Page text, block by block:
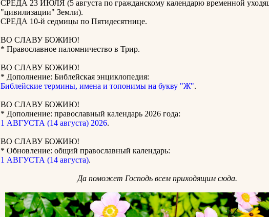
СРЕДА 23 ИЮЛЯ (5 августа по гражданскому календарю временной
"цивилизации" Земли).
СРЕДА 10-й седмицы по Пятидесятнице.
ВО СЛАВУ БОЖИЮ!
* Православное паломничество в Трир.
ВО СЛАВУ БОЖИЮ!
* Дополнение: Библейская энциклопедия:
Библейские термины, имена и топонимы на букву "Ж".
ВО СЛАВУ БОЖИЮ!
* Дополнение: православный календарь 2026 года:
1 АВГУСТА (14 августа) 2026.
ВО СЛАВУ БОЖИЮ!
* Обновление: общий православный календарь:
1 АВГУСТА (14 августа).
Да поможет Господь всем приходящим сюда.